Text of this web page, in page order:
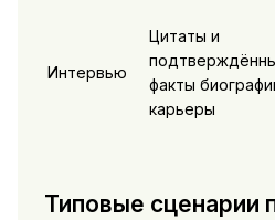
Интервью
Цитаты и
факты
карьеры
Типовые сценарии